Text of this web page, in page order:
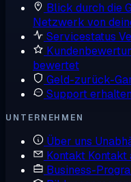
Blick durch die
Netzwerk von
Servicestatus
bewertet
Geld-zurück-
Support erhalten
UNTERNEHMEN
Über uns
Kontakt Kontakt
Business-